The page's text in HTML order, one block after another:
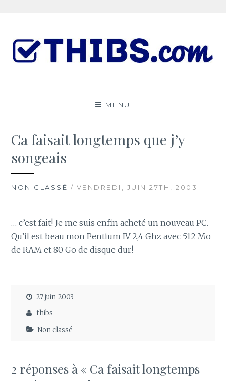
contenu
MENU
Ca faisait longtemps que j’y
songeais
NON CLASSÉ / VENDREDI, JUIN 27TH, 2003
… c’est fait! Je me suis enfin acheté un nouveau PC.
Qu’il est beau mon Pentium IV 2,4 Ghz avec 512 Mo
de RAM et 80 Go de disque dur!
27 juin 2003
thibs
Non classé
2 réponses à « Ca faisait longtemps